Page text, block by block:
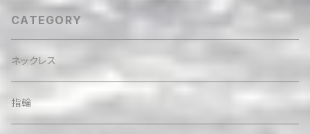
CATEGORY
ネックレス
指輪